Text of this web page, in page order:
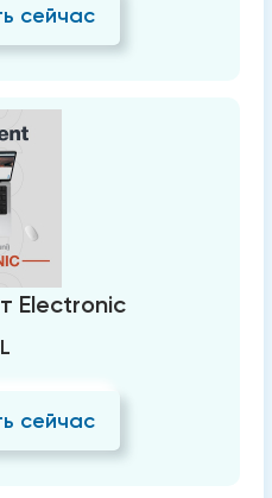
сейчас
Electronic
сейчас